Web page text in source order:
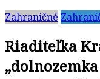
politická
revue
Zahraničné
Riaditeľka